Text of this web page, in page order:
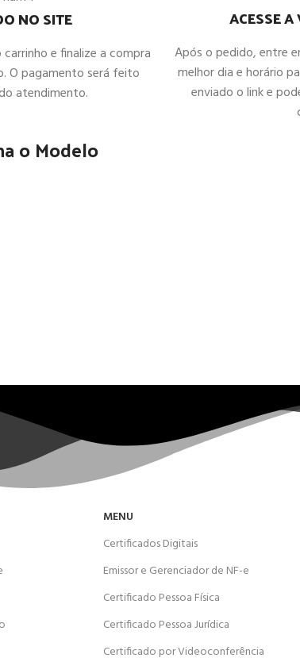
NO SITE
e finalize a compra
O pagamento será feito
atendimento.
ACESSE
Após o pedido, entre
melhor dia e horário
enviado o link e
o Modelo
MENU
Certificados Digitais
Emissor e Gerenciador de NF-e
Certificado Pessoa Física
Certificado Pessoa Jurídica
Certificado por Videoconferência